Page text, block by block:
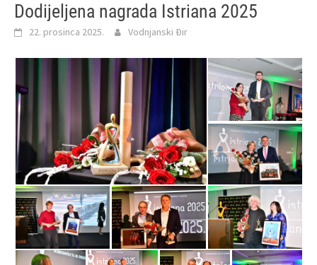
Dodijeljena nagrada Istriana 2025
22. prosinca 2025. Vodnjanski Đir